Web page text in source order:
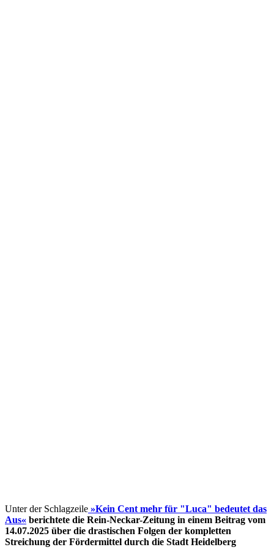
Unter der Schlagzeile »Kein Cent mehr für "Luca" bedeutet das
Aus« berichtete die Rein-Neckar-Zeitung in einem Beitrag vom
14.07.2025 über die drastischen Folgen der kompletten
Streichung der Fördermittel durch die Stadt Heidelberg